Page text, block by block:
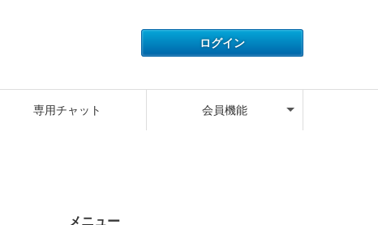
専用チャット 会員機能
メニュー